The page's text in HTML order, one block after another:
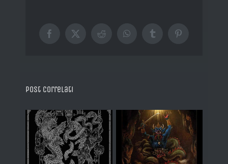
Facebook
X RedditWhatsAppTumblrPinterest
Post correlati